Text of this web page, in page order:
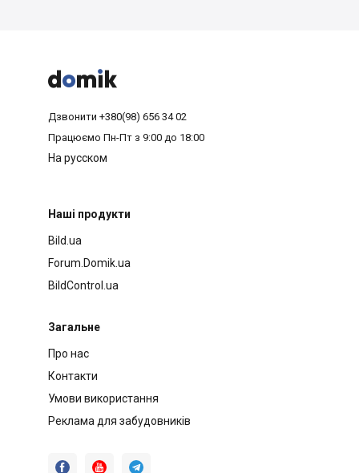



Дзвонити +380(98) 656 34 02
Працюємо Пн-Пт з 9:00 до 18:00
На русском
Наші продукти
Bild.ua
Forum.Domik.ua
BildControl.ua
Загальне
Про нас
Контакти
Умови використання
Реклама для забудовників
  